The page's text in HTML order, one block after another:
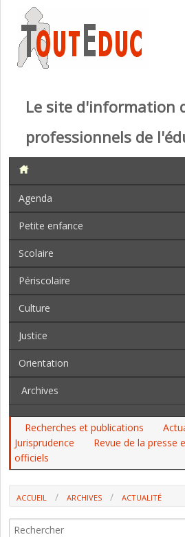
Le site d'information
professionnels de
Agenda
Petite enfance
Scolaire
Périscolaire
Culture
Justice
Orientation
Archives
Recherches et publications
Jurisprudence
Revue de la presse
officiels
ACCUEIL ARCHIVES
ACTUALITÉ
PREMIÈRES MESURES MAIS S'INQUIÈTENT DE LA